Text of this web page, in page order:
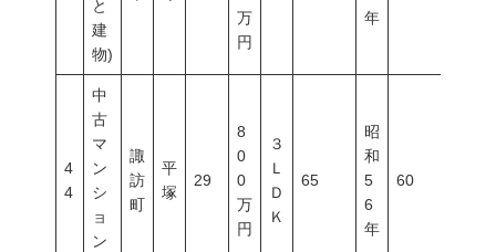
と
建
物)
万
円
年
4
4
中
古
マ
ン
シ
ョ
ン
諏
訪
町
平
塚
29
8
0
0
万
円
３
Ｌ
Ｄ
Ｋ
65
昭
和
5
6
年
60